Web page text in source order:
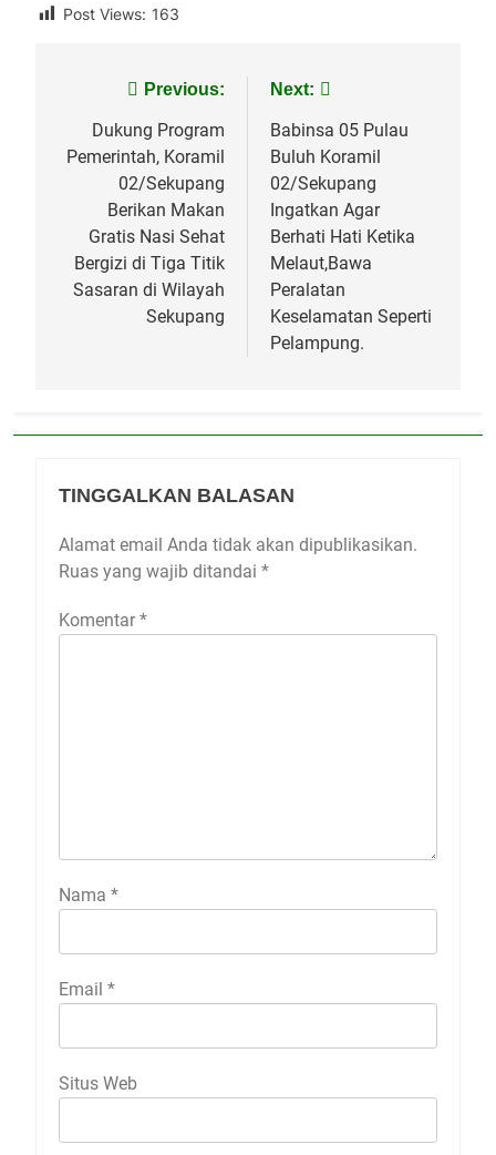
Post Views: 163
Navigasi
pos
Previous:
Dukung Program
Pemerintah, Koramil
02/Sekupang
Berikan Makan
Gratis Nasi Sehat
Bergizi di Tiga Titik
Sasaran di Wilayah
Sekupang
Next:
Babinsa 05 Pulau
Buluh Koramil
02/Sekupang
Ingatkan Agar
Berhati Hati Ketika
Melaut,Bawa
Peralatan
Keselamatan Seperti
Pelampung.
TINGGALKAN BALASAN
Alamat email Anda tidak akan dipublikasikan.
Ruas yang wajib ditandai *
Komentar *
Nama *
Email *
Situs Web